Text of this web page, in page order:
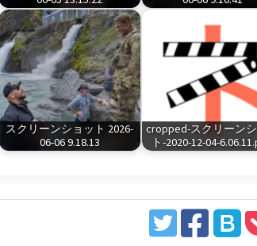
スクリーンショット 2026-
06-06 9.18.13
cropped-スクリーン
ト-2020-12-04-